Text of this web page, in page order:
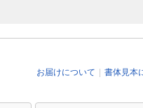
お届けについて 書体見本